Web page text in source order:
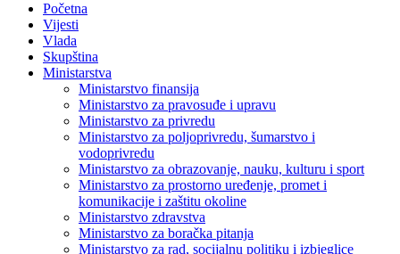
Početna
Vijesti
Vlada
Skupština
Ministarstva
Ministarstvo finansija
Ministarstvo za pravosuđe i upravu
Ministarstvo za privredu
Ministarstvo za poljoprivredu, šumarstvo i
vodoprivredu
Ministarstvo za obrazovanje, nauku, kulturu i sport
Ministarstvo za prostorno uređenje, promet i
komunikacije i zaštitu okoline
Ministarstvo zdravstva
Ministarstvo za boračka pitanja
Ministarstvo za rad, socijalnu politiku i izbjeglice